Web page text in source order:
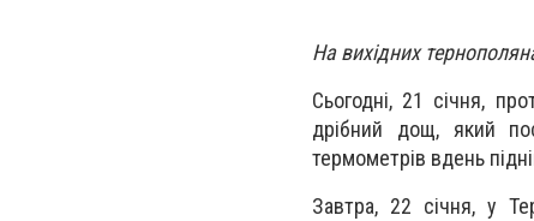
На вихідних
Сьогодні, 21 січня,
дрібний дощ, який
термометрів вдень
Завтра, 22 січня, у